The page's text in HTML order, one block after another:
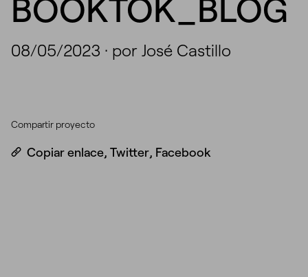
BOOKTOK_BLOG
08/05/2023 · por José Castillo
Compartir proyecto
Copiar enlace, Twitter, Facebook